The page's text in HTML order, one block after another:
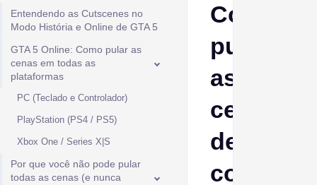
Entendendo as Cutscenes no
Modo História e Online de GTA 5
GTA 5 Online: Como pular as
cenas em todas as
plataformas
PC (Teclado e Controlador)
PlayStation (PS4 / PS5)
Xbox One / Series X|S
Por que você não pode pular
todas as cenas (e nunca
Como
pular
as
cenas
de
corte